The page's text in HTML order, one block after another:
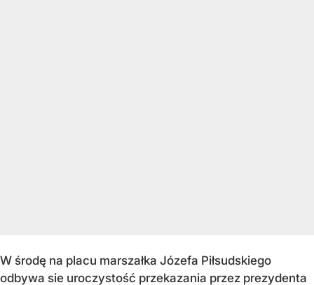
W środę na placu marszałka Józefa Piłsudskiego
odbywa sie uroczystość przekazania przez prezydenta